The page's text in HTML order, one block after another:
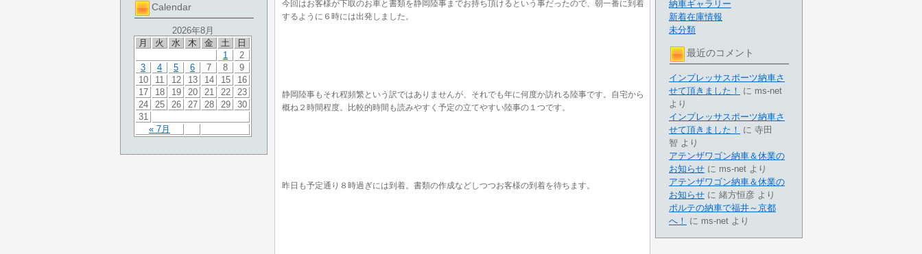
Calendar
2026年8月
月
火 水 木 金 土 日
« 7月
1
2
3
4 5 6 7 8
9
10
11 12 13 14 15
16
17
18 19 20 21 22
23
24
25 26 27 28 29
30
31
納車ギャラリー
新着在庫情報
未分類
最近のコメント
インプレッサスポーツ納車さ
せて頂きました！
に ms-net
より
インプレッサスポーツ納車さ
せて頂きました！
に 寺田
智 より
アテンザワゴン納車＆休業の
お知らせ に ms-net より
アテンザワゴン納車＆休業の
お知らせ に 緒方恒彦 より
ポルテの納車で福井～京都
へ！
に ms-net より
今回はお客様が下取のお車と書類を静岡陸事までお持ち頂けるという事だったので、朝一番に到着
するように６時には出発しました。
静岡陸事もそれ程頻繁という訳ではありませんが、それでも年に何度か訪れる陸事です。自宅から
概ね２時間程度。比較的時間も読みやすく予定の立てやすい陸事の１つです。
昨日も予定通り８時過ぎには到着。書類の作成などしつつお客様の到着を待ちます。